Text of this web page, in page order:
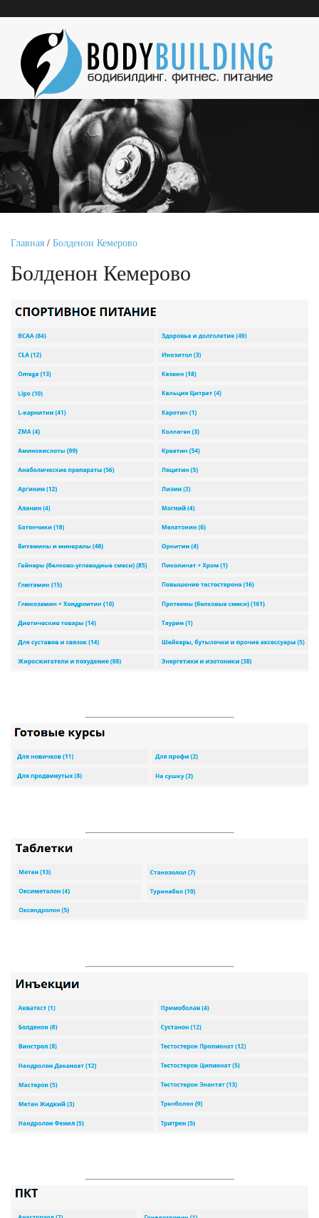
Главная / Болденон Кемерово
Болденон Кемерово